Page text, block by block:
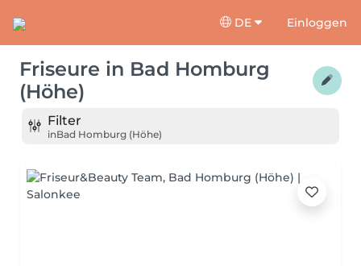
DE Einloggen
Friseure in Bad Homburg
(Höhe)
Filter
inBad Homburg (Höhe)